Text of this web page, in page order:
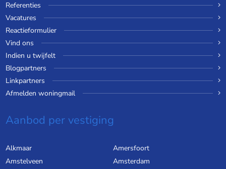
Referenties
Vacatures
Reactieformulier
Vind ons
Indien u twijfelt
Blogpartners
Linkpartners
Afmelden woningmail
Aanbod per vestiging
Alkmaar
Amersfoort
Amstelveen
Amsterdam